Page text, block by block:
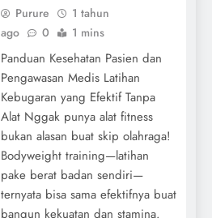
Purure
1 tahun
ago
0 1 mins
Panduan Kesehatan Pasien dan
Pengawasan Medis Latihan
Kebugaran yang Efektif Tanpa
Alat Nggak punya alat fitness
bukan alasan buat skip olahraga!
Bodyweight training—latihan
pake berat badan sendiri—
ternyata bisa sama efektifnya buat
bangun kekuatan dan stamina.